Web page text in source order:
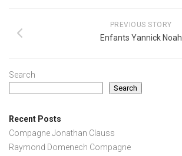
PREVIOUS STORY
Enfants Yannick Noah
Search
Search
Recent Posts
Compagne Jonathan Clauss
Raymond Domenech Compagne